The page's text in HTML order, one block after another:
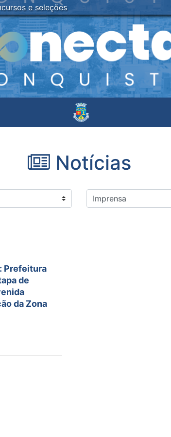
e seleções
Notícias
Prefeitura
de
da Zona